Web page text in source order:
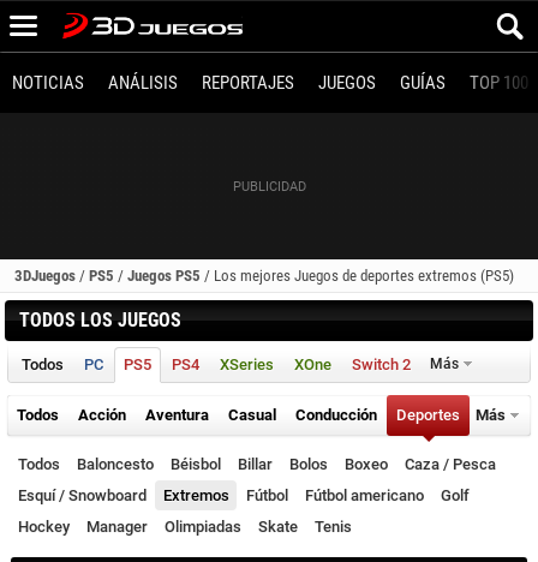
NOTICIAS ANÁLISIS REPORTAJES JUEGOS GUÍAS TOP 100
3DJuegos / PS5 / Juegos PS5 / Los mejores Juegos de deportes extremos (PS5)
TODOS LOS JUEGOS
Todos PC PS5 PS4 XSeries XOne Switch 2 Más
Todos Acción Aventura Casual Conducción Deportes Más
Todos Baloncesto Béisbol Billar Bolos Boxeo
Caza / Pesca
Esquí / Snowboard
Extremos Fútbol Fútbol americano
Golf
Hockey
Manager Olimpiadas Skate Tenis